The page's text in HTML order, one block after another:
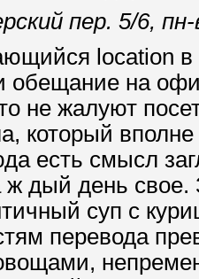
пер. 5/6,
location в
обещание на
не жалуют
который
есть смысл
дый день свое.
суп с
перевода